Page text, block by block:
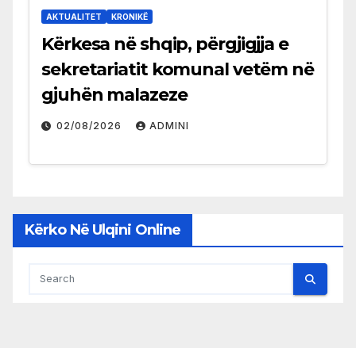
AKTUALITET KRONIKË
Kërkesa në shqip, përgjigjja e
sekretariatit komunal vetëm në
gjuhën malazeze
02/08/2026 ADMINI
Kërko Në Ulqini Online